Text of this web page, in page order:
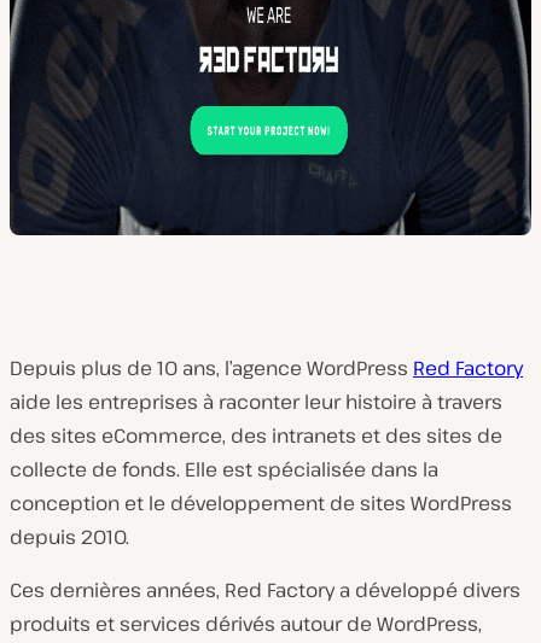
Depuis plus de 10 ans, l’agence WordPress Red Factory
aide les entreprises à raconter leur histoire à travers
des sites eCommerce, des intranets et des sites de
collecte de fonds. Elle est spécialisée dans la
conception et le développement de sites WordPress
depuis 2010.
Ces dernières années, Red Factory a développé divers
produits et services dérivés autour de WordPress,